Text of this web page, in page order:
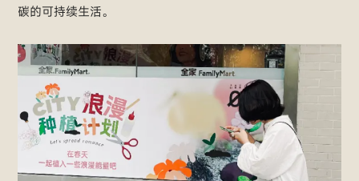
碳的可持续生活。